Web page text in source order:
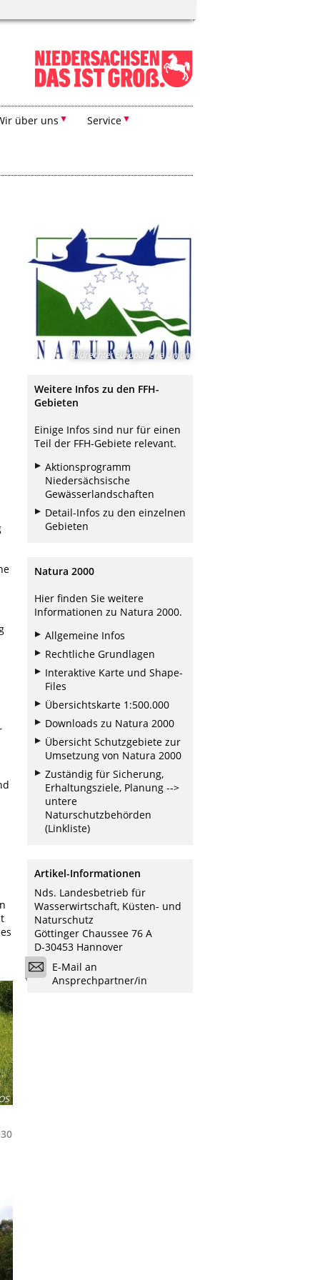
über uns Service
Bildrechte:Europäische Union
Weitere Infos zu den FFH-
Gebieten
Einige Infos sind nur für einen
Teil der FFH-Gebiete relevant.
Aktionsprogramm
Niedersächsische
Gewässerlandschaften
Detail-Infos zu den einzelnen
Gebieten
Natura 2000
Hier finden Sie weitere
Informationen zu Natura 2000.
Allgemeine Infos
Rechtliche Grundlagen
Interaktive Karte und Shape-
Files
Übersichtskarte 1:500.000
Downloads zu Natura 2000
Übersicht Schutzgebiete zur
Umsetzung von Natura 2000
Zuständig für Sicherung,
Erhaltungsziele, Planung -->
untere
Naturschutzbehörden
(Linkliste)
Artikel-Informationen
Nds. Landesbetrieb für
Wasserwirtschaft, Küsten- und
Naturschutz
Göttinger Chaussee 76 A
D-30453 Hannover
E-Mail an
Ansprechpartner/in